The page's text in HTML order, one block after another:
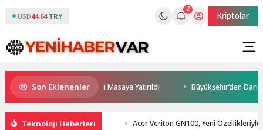
USD44.64 TRY
2
Kriptolar
Son Eklenenler
ve Yatırım Potansiyeli Masaya Yatırıldı Büyükşehir’den
Teknoloji Haberleri Acer Veriton GN100, Yeni Özellikleriyle